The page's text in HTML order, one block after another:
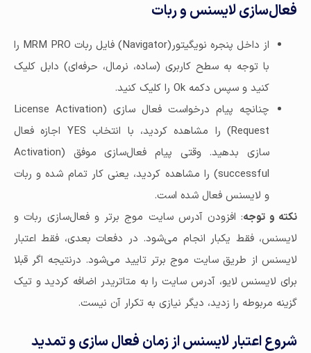
فعال‌سازی لایسنس و ربات
از داخل پنجره نویگیتور(Navigator) فایل ربات MRM PRO را
با توجه به سطح کاربری (ساده، نرمال، حرفه‌ای) دابل کلیک
کنید و سپس دکمه Ok را کلیک کنید.
چنانچه پیام درخواست فعال سازی (License Activation
Request) را مشاهده کردید، با انتخاب YES اجازه فعال
سازی بدهید. وقتی پیام فعال‌سازی موفق (Activation
successful) را مشاهده کردید، یعنی کار تمام شده و ربات
و لایسنس فعال شده است.
نکته و توجه: افزودن آدرس سایت موج برتر و فعال‌سازی ربات و
لایسنس، فقط یکبار انجام می‌شود. در دفعات بعدی، فقط اعتبار
لایسنس از طریق سایت موج برتر تایید می‌شود. درنتیجه اگر قبلا
برای لایسنس لایو، آدرس سایت را به متاتریدر اضافه کردید و تیک
گزینه مربوطه را زدید، دیگر نیازی به تکرار آن نیست.
شروع اعتبار لایسنس از زمان فعال سازی و تمدید